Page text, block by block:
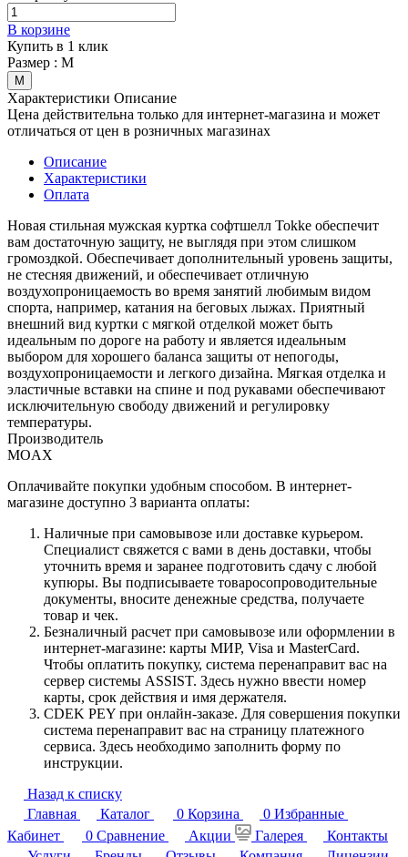
В корзине
Купить в 1 клик
Размер : М
М
Характеристики Описание
Цена действительна только для интернет-магазина и может
отличаться от цен в розничных магазинах
Описание
Характеристики
Оплата
Новая стильная мужская куртка софтшелл Tokke обеспечит
вам достаточную защиту, не выглядя при этом слишком
громоздкой. Обеспечивает дополнительный уровень защиты,
не стесняя движений, и обеспечивает отличную
воздухопроницаемость во время занятий любимым видом
спорта, например, катания на беговых лыжах. Приятный
внешний вид куртки с мягкой отделкой может быть
идеальным по дороге на работу и является идеальным
выбором для хорошего баланса защиты от непогоды,
воздухопроницаемости и легкого дизайна. Мягкая отделка и
эластичные вставки на спине и под рукавами обеспечивают
исключительную свободу движений и регулировку
температуры.
Производитель
MOAX
Оплачивайте покупки удобным способом. В интернет-
магазине доступно 3 варианта оплаты:
Наличные при самовывозе или доставке курьером.
Специалист свяжется с вами в день доставки, чтобы
уточнить время и заранее подготовить сдачу с любой
купюры. Вы подписываете товаросопроводительные
документы, вносите денежные средства, получаете
товар и чек.
Безналичный расчет при самовывозе или оформлении в
интернет-магазине: карты МИР, Visa и MasterCard.
Чтобы оплатить покупку, система перенаправит вас на
сервер системы ASSIST. Здесь нужно ввести номер
карты, срок действия и имя держателя.
CDEK PEY при онлайн-заказе. Для совершения покупки
система перенаправит вас на страницу платежного
сервиса. Здесь необходимо заполнить форму по
инструкции.
Назад к списку
Главная
Каталог 0 Корзина 0 Избранные
Кабинет
0 Сравнение Акции Галерея
Контакты